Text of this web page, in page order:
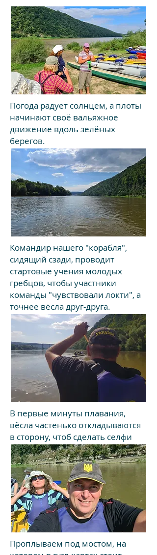
Погода радует солнцем, а плоты
начинают своё вальяжное
движение вдоль зелёных
берегов.
Командир нашего "корабля",
сидящий сзади, проводит
стартовые учения молодых
гребцов, чтобы участники
команды "чувствовали локти", а
точнее вёсла друг-друга.
В первые минуты плавания,
вёсла частенько откладываются
в сторону, чтоб сделать селфи
Проплываем под мостом, на